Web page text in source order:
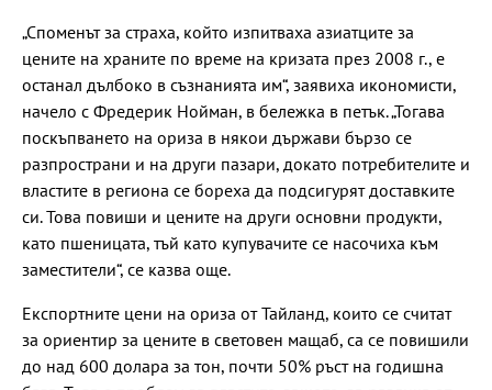
„Споменът за страха, който изпитваха азиатците за
цените на храните по време на кризата през 2008 г., е
останал дълбоко в съзнанията им“, заявиха икономисти,
начело с Фредерик Нойман, в бележка в петък. „Тогава
поскъпването на ориза в някои държави бързо се
разпространи и на други пазари, докато потребителите и
властите в региона се бореха да подсигурят доставките
си. Това повиши и цените на други основни продукти,
като пшеницата, тъй като купувачите се насочиха към
заместители“, се казва още.
Експортните цени на ориза от Тайланд, които се считат
за ориентир за цените в световен мащаб, са се повишили
до над 600 долара за тон, почти 50% ръст на годишна